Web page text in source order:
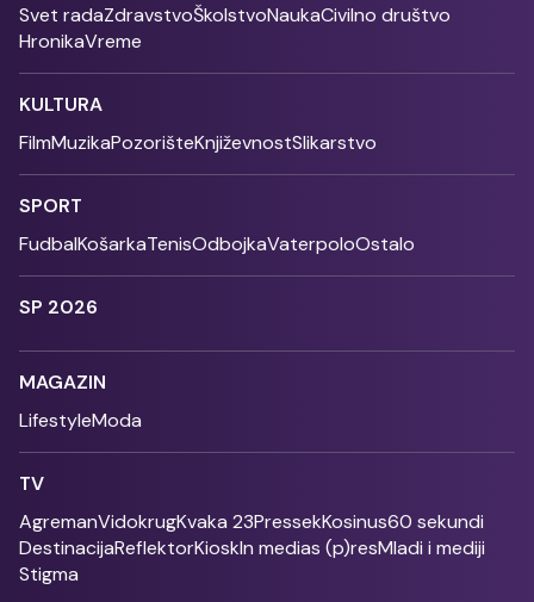
Svet radaZdravstvoŠkolstvoNaukaCivilno društvo
HronikaVreme
KULTURA
FilmMuzikaPozorišteKnjiževnostSlikarstvo
SPORT
FudbalKošarkaTenisOdbojkaVaterpoloOstalo
SP 2026
MAGAZIN
LifestyleModa
TV
AgremanVidokrugKvaka 23PressekKosinus60 sekundi
DestinacijaReflektorKioskIn medias (p)resMladi i mediji
Stigma